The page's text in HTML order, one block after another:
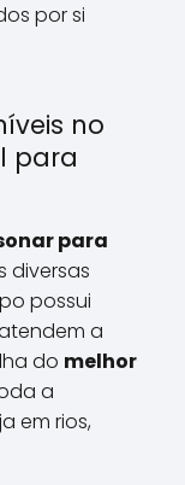
por si
no
para
para
diversas
possui
a
do melhor
a
em rios,